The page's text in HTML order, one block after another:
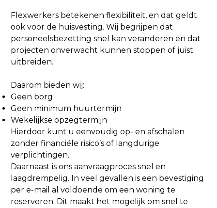
Flexwerkers betekenen flexibiliteit, en dat geldt
ook voor de huisvesting. Wij begrijpen dat
personeelsbezetting snel kan veranderen en dat
projecten onverwacht kunnen stoppen of juist
uitbreiden.
Daarom bieden wij:
Geen borg
Geen minimum huurtermijn
Wekelijkse opzegtermijn
Hierdoor kunt u eenvoudig op- en afschalen
zonder financiële risico’s of langdurige
verplichtingen.
Daarnaast is ons aanvraagproces snel en
laagdrempelig. In veel gevallen is een bevestiging
per e-mail al voldoende om een woning te
reserveren. Dit maakt het mogelijk om snel te